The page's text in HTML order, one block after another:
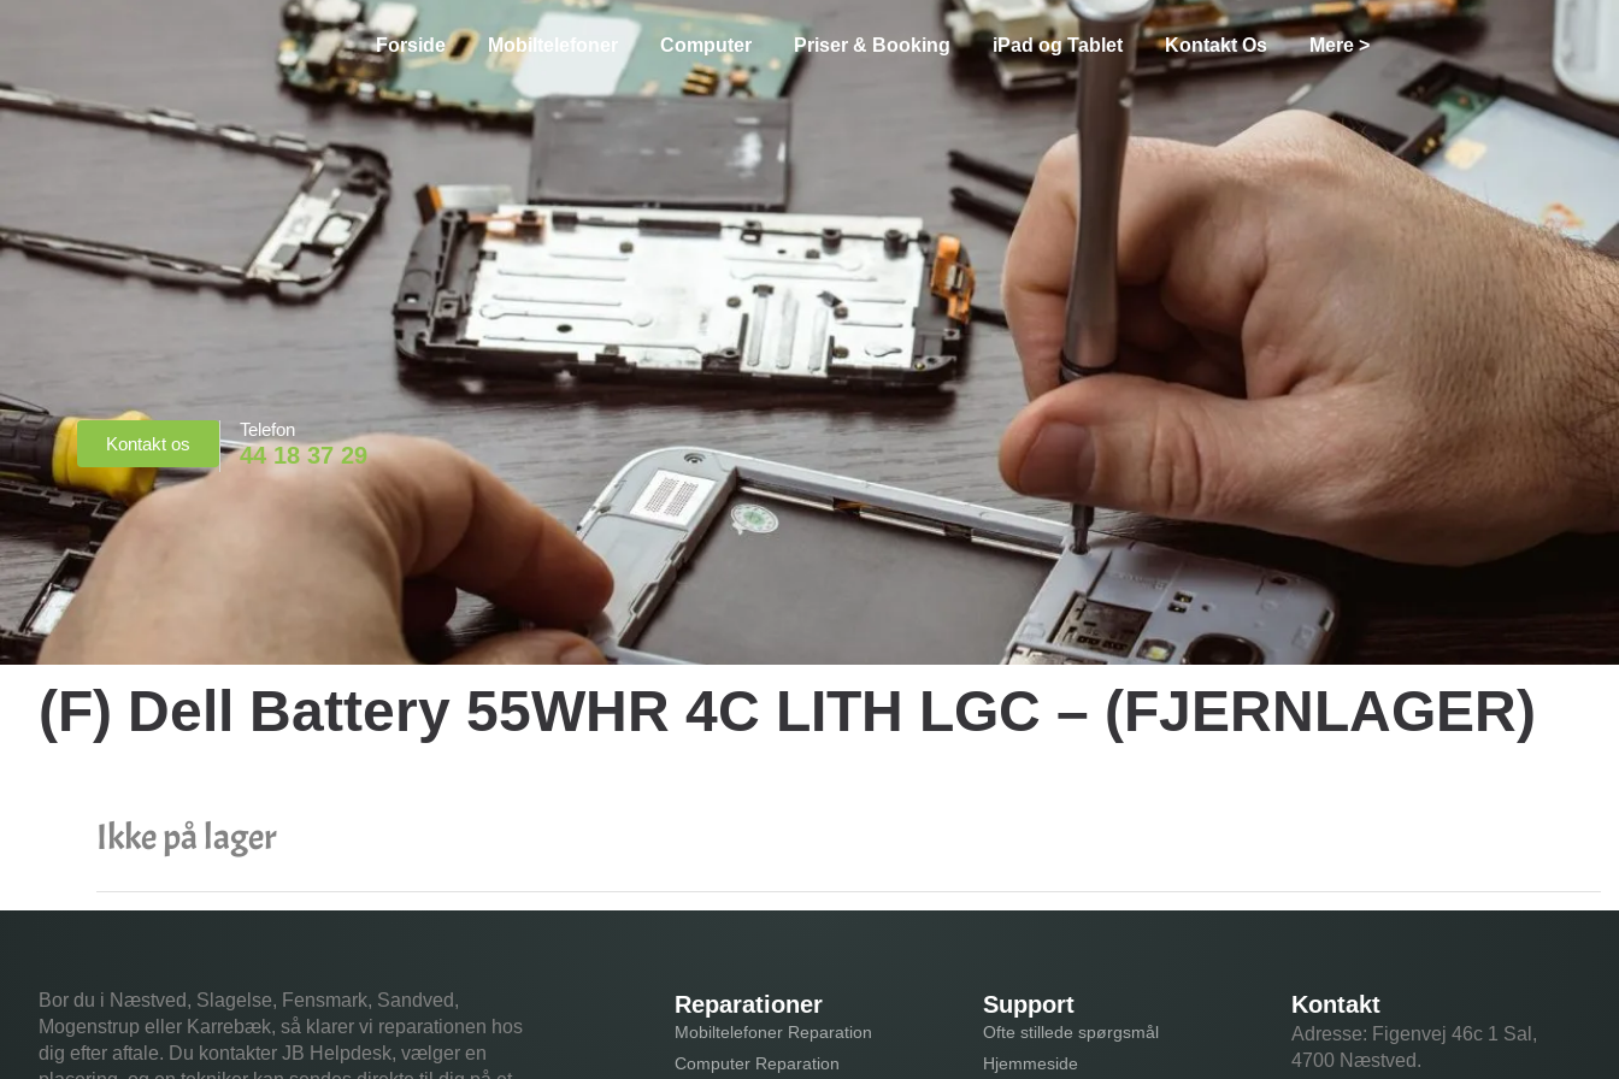
Forside Mobiltelefoner Computer Priser & Booking iPad og Tablet Kontakt Os Mere >
Kontakt os
Telefon
44 18 37 29
(F) Dell Battery 55WHR 4C LITH LGC – (FJERNLAGER)
Ikke på lager
Bor du i Næstved, Slagelse, Fensmark, Sandved,
Mogenstrup eller Karrebæk, så klarer vi reparationen hos
dig efter aftale. Du kontakter JB Helpdesk, vælger en
Reparationer
Mobiltelefoner Reparation
Computer Reparation
Support
Ofte stillede spørgsmål
Hjemmeside
Kontakt
Adresse: Figenvej 46c 1 Sal,
4700 Næstved.